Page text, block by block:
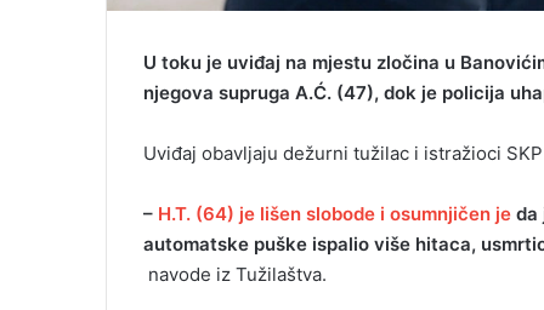
U toku je uviđaj na mjestu zločina u
njegova supruga A.Ć. (47), dok je policija
Uviđaj obavljaju dežurni tužilac i istražioci
– H.T. (64) je lišen slobode i osumnjičen je da
automatske puške ispalio više hitaca,
navode iz Tužilaštva.